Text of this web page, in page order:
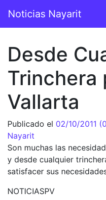
Navegación
Noticias Nayarit
Desde
Trinchera
Vallarta
Publicado el 02/10/2011
Nayarit
Son muchas las
y desde cualquier
satisfacer sus
NOTICIASPV